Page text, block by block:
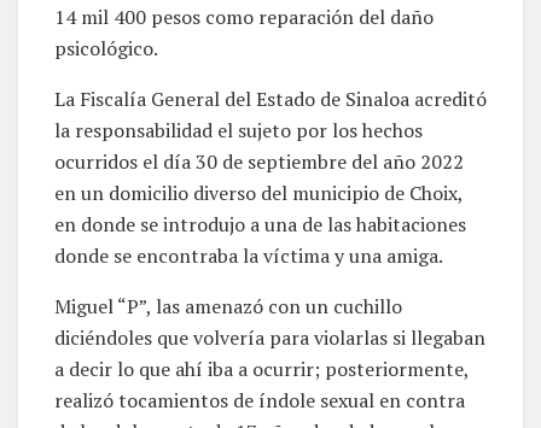
14 mil 400 pesos como reparación del daño
psicológico.
La Fiscalía General del Estado de Sinaloa acreditó
la responsabilidad el sujeto por los hechos
ocurridos el día 30 de septiembre del año 2022
en un domicilio diverso del municipio de Choix,
en donde se introdujo a una de las habitaciones
donde se encontraba la víctima y una amiga.
Miguel “P”, las amenazó con un cuchillo
diciéndoles que volvería para violarlas si llegaban
a decir lo que ahí iba a ocurrir; posteriormente,
realizó tocamientos de índole sexual en contra